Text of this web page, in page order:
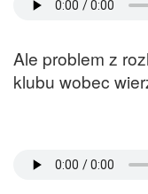
Ale problem z
klubu wobec